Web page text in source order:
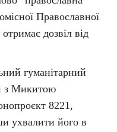
Православної
дозвіл від
гуманітарний
з Микитою
8221,
ухвалити його в